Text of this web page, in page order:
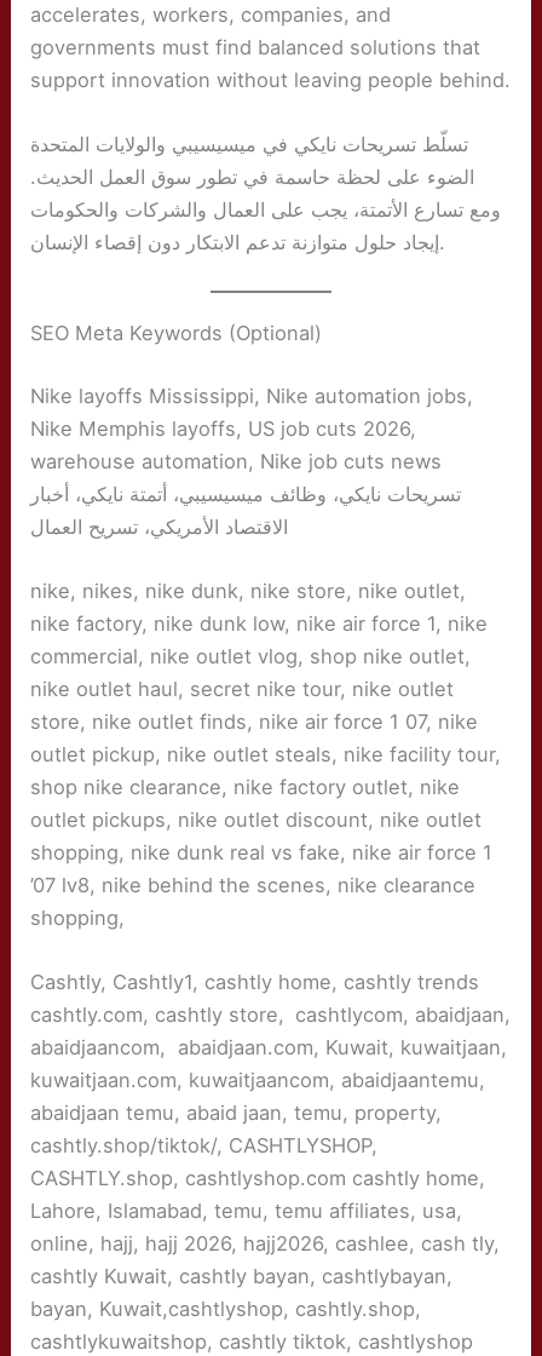
accelerates, workers, companies, and
governments must find balanced solutions that
support innovation without leaving people behind.
تسلّط تسريحات نايكي في ميسيسيبي والولايات المتحدة
الضوء على لحظة حاسمة في تطور سوق العمل الحديث.
ومع تسارع الأتمتة، يجب على العمال والشركات والحكومات
إيجاد حلول متوازنة تدعم الابتكار دون إقصاء الإنسان.
SEO Meta Keywords (Optional)
Nike layoffs Mississippi, Nike automation jobs,
Nike Memphis layoffs, US job cuts 2026,
warehouse automation, Nike job cuts news
تسريحات نايكي، وظائف ميسيسيبي، أتمتة نايكي، أخبار
الاقتصاد الأمريكي، تسريح العمال
nike, nikes, nike dunk, nike store, nike outlet,
nike factory, nike dunk low, nike air force 1, nike
commercial, nike outlet vlog, shop nike outlet,
nike outlet haul, secret nike tour, nike outlet
store, nike outlet finds, nike air force 1 07, nike
outlet pickup, nike outlet steals, nike facility tour,
shop nike clearance, nike factory outlet, nike
outlet pickups, nike outlet discount, nike outlet
shopping, nike dunk real vs fake, nike air force 1
’07 lv8, nike behind the scenes, nike clearance
shopping,
Cashtly, Cashtly1, cashtly home, cashtly trends
cashtly.com, cashtly store, cashtlycom, abaidjaan,
abaidjaancom, abaidjaan.com, Kuwait, kuwaitjaan,
kuwaitjaan.com, kuwaitjaancom, abaidjaantemu,
abaidjaan temu, abaid jaan, temu, property,
cashtly.shop/tiktok/, CASHTLYSHOP,
CASHTLY.shop, cashtlyshop.com cashtly home,
Lahore, Islamabad, temu, temu affiliates, usa,
online, hajj, hajj 2026, hajj2026, cashlee, cash tly,
cashtly Kuwait, cashtly bayan, cashtlybayan,
bayan, Kuwait,cashtlyshop, cashtly.shop,
cashtlykuwaitshop, cashtly tiktok, cashtlyshop